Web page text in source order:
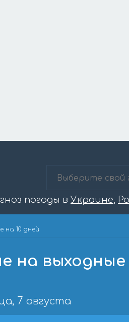
погоды в Украине,
на 10 дней
на
7 августа